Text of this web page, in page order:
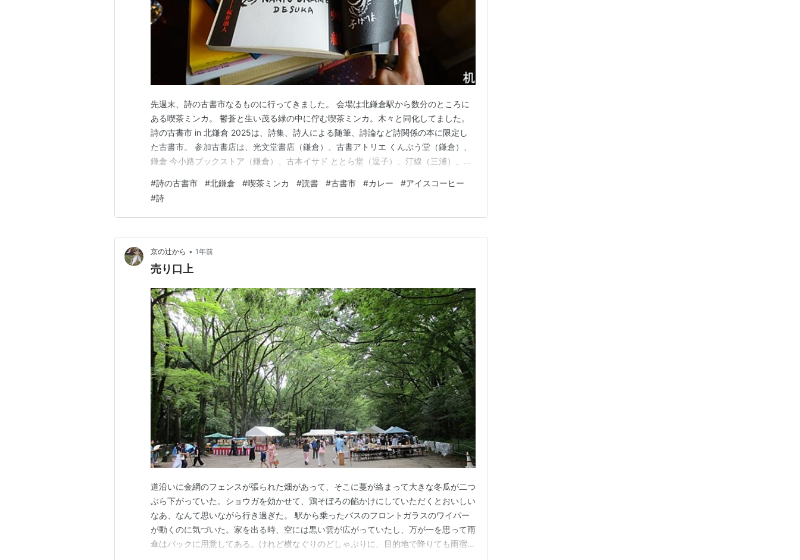
先週末、詩の古書市なるものに行ってきました。 会場は北鎌倉駅から数分のところに
ある喫茶ミンカ。 鬱蒼と生い茂る緑の中に佇む喫茶ミンカ。木々と同化してました。
詩の古書市 in 北鎌倉 2025は、詩集、詩人による随筆、詩論など詩関係の本に限定し
た古書市。 参加古書店は、光文堂書店（鎌倉）、古書アトリエ くんぷう堂（鎌倉）、
鎌倉 今小路ブックストア（鎌倉）、古本イサド ととら堂（逗子）、汀線（三浦）、中
て訪れましたけど、私、まさにこういうものを求めていました。 こちら、今回の戦利
品。いただいた冊子3冊も含む。ご自由にお…
#詩の古書市 #北鎌倉 #喫茶ミンカ #読書 #古書市 #カレー #アイスコーヒー
#詩
京の辻から • 1年前
売り口上
道沿いに金網のフェンスが張られた畑があって、そこに蔓が絡まって大きな冬瓜が二つ
ぶら下がっていた。ショウガを効かせて、鶏そぼろの餡かけにしていただくとおいしい
なあ、なんて思いながら行き過ぎた。 駅から乗ったバスのフロントガラスのワイパー
が動くのに気づいた。家を出る時、空には黒い雲が広がっていたし、万が一を思って雨
傘はバックに用意してある。けれど横なぐりのどしゃぶりに、目的地で降りても雨宿り